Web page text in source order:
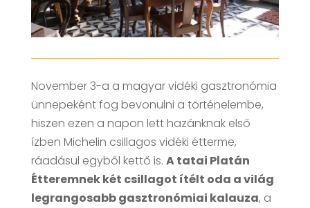
November 3-a a magyar vidéki gasztronómia
ünnepeként fog bevonulni a történelembe,
hiszen ezen a napon lett hazánknak első
ízben Michelin csillagos vidéki étterme,
ráadásul egyből kettő is. A tatai Platán
Étteremnek két csillagot ítélt oda a világ
legrangosabb gasztronómiai kalauza, a